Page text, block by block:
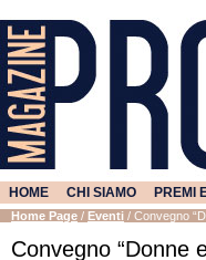
HOME CHI SIAMO PREMI
Home Page / Eventi / Convegno
Convegno “Donne